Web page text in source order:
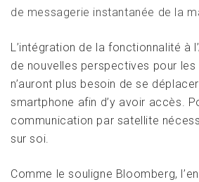
de messagerie instantanée de la
L’intégration de la fonctionnalité à
de nouvelles perspectives pour les
n’auront plus besoin de se
smartphone afin d’y avoir accès.
communication par satellite
sur soi.
Comme le souligne Bloomberg,